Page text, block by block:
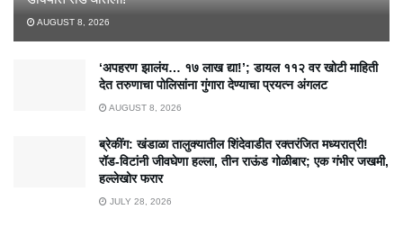
AUGUST 8, 2026
‘अपहरण झालंय… १७ लाख द्या!’; डायल ११२ वर खोटी माहिती
देत तरुणाचा पोलिसांना गुंगारा देण्याचा प्रयत्न अंगलट
AUGUST 8, 2026
ब्रेकींग: खंडाळा तालुक्यातील शिंदेवाडीत रक्तरंजित मध्यरात्री!
रॉड-विटांनी जीवघेणा हल्ला, तीन राऊंड गोळीबार; एक गंभीर जखमी,
हल्लेखोर फरार
JULY 28, 2026